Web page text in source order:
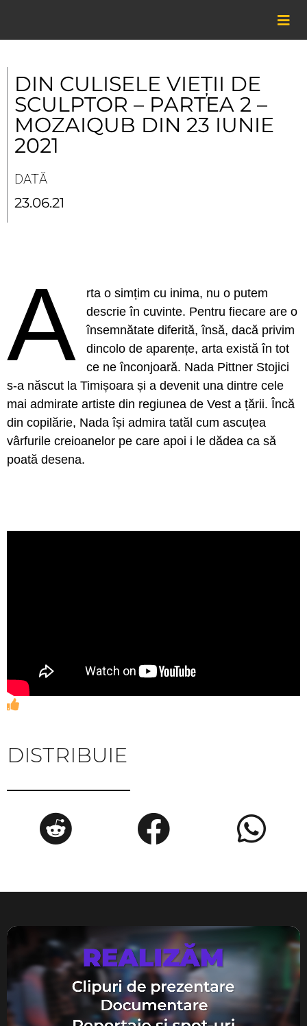
content
DIN CULISELE VIEȚII DE
SCULPTOR – PARTEA 2 –
MOZAIQUB DIN 23 IUNIE
2021
DATĂ
23.06.21
A
rta o simțim cu inima, nu o putem
descrie în cuvinte. Pentru fiecare are o
însemnătate diferită, însă, dacă privim
dincolo de aparențe, arta există în tot
ce ne înconjoară. Nada Pittner Stojici
s-a născut la Timișoara și a devenit una dintre cele
mai admirate artiste din regiunea de Vest a țării. Încă
din copilărie, Nada își admira tatăl cum ascuțea
vârfurile creioanelor pe care apoi i le dădea ca să
poată desena.
DISTRIBUIE